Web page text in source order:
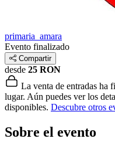
primaria_amara
Evento finalizado
Compartir
desde 25 RON
La venta de entradas ha
lugar. Aún puedes ver los
disponibles. Descubre otros
Sobre el evento